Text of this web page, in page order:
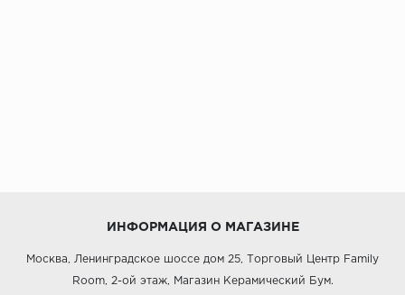
ИНФОРМАЦИЯ О МАГАЗИНЕ
Москва, Ленинградское шоссе дом 25, Торговый Центр Family
Room, 2-ой этаж, Магазин Керамический Бум.